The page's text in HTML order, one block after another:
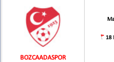
BOZCAADASPOR
18